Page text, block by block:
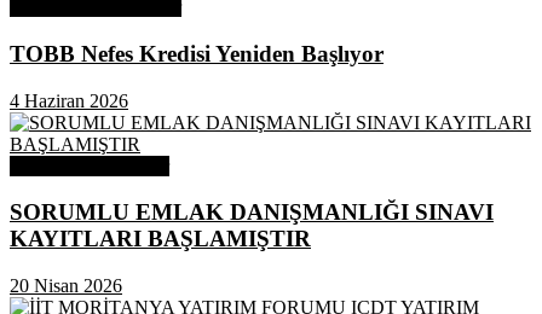
TOBB Nefes Kredisi Yeniden Başlıyor
4 Haziran 2026
SORUMLU EMLAK DANIŞMANLIĞI SINAVI
KAYITLARI BAŞLAMIŞTIR
20 Nisan 2026